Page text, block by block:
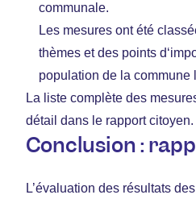
communale.
Les mesures ont été
thèmes et des points
population de la commune
La liste complète des
détail dans le rapport citoyen.
Conclusion :
L’évaluation des résultats